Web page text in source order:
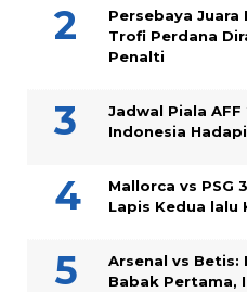
Persebaya Juara
Trofi Perdana
Penalti
Jadwal Piala
Indonesia
Mallorca vs PSG
Lapis Kedua lalu
Arsenal vs Betis:
Babak Pertama,